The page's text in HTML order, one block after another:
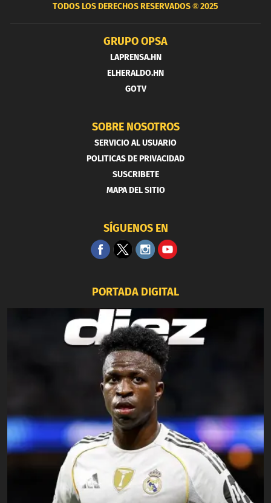
TODOS LOS DERECHOS RESERVADOS ®2025
GRUPO OPSA
LAPRENSA.HN
ELHERALDO.HN
GOTV
SOBRE NOSOTROS
SERVICIO AL USUARIO
POLITICAS DE PRIVACIDAD
SUSCRIBETE
MAPA DEL SITIO
SÍGUENOS EN
PORTADA DIGITAL